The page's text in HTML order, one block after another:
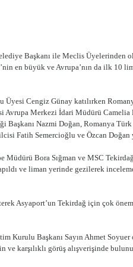
Başkanı ile Meclis Üyelerinden
en büyük ve Avrupa’nın da ilk 10
Cengiz Günay katılırken
Avrupa Merkezi İdari Müdürü Camelia
Nazmi Doğan, Romanya Türk
Fatih Semercioğlu ve Özcan Doğan
Müdürü Bora Sığman ve MSC
ve liman yerinde gezilerek inceleme
Asyaport’un Tekirdağ için çok
Kurulu Başkanı Sayın Ahmet Soyuer
karşılıklı görüş alışverişinde